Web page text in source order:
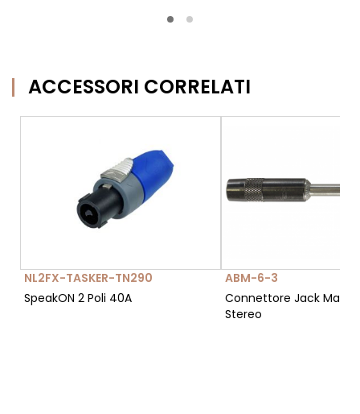
ACCESSORI CORRELATI
NL2FX-TASKER-TN290
SpeakON 2 Poli 40A
ABM-6-3
Connettore Jack
Stereo